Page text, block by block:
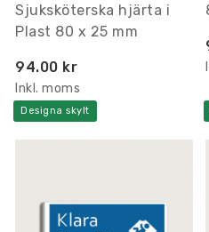
Sjuksköterska hjärta i
Plast 80 x 25 mm
94.00 kr
Inkl. moms
Designa skylt